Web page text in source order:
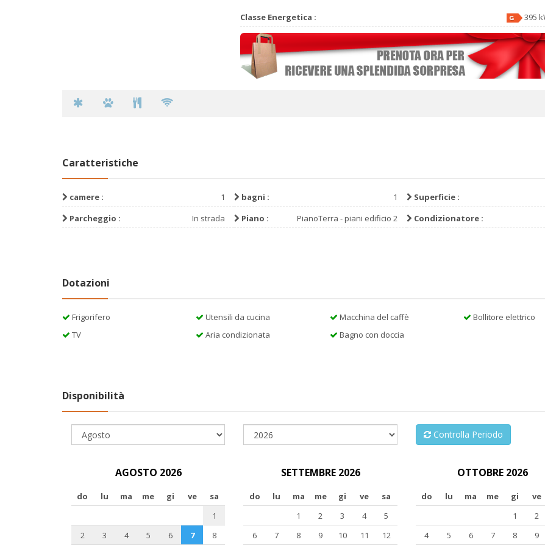
Classe Energetica : 395
Caratteristiche
camere : 1 bagni : 1 Superficie :
Parcheggio :
In strada Piano : PianoTerra - piani edificio 2 Condizionatore :
Dotazioni
Frigorifero Utensili da cucina Macchina del caffè
Bollitore elettrico
TV
Aria condizionata Bagno con doccia
Disponibilità
Controlla Periodo
AGOSTO 2026
do lu ma me gi ve
sa
1
2
3 4 5 6 7
8
SETTEMBRE 2026
do lu ma me gi ve
sa
1
2 3 4
5
6
7 8 9 10 11
12
OTTOBRE 2026
do lu ma me gi ve
1
2
4
5 6 7 8 9